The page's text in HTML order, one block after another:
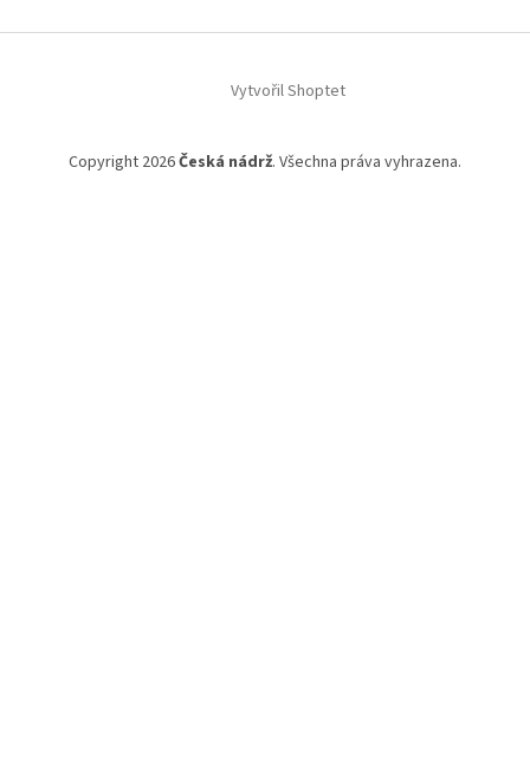
Vytvořil Shoptet
Copyright 2026Česká nádrž. Všechna práva vyhrazena.